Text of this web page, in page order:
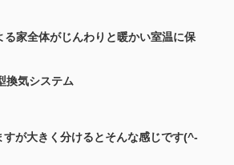
る家全体がじんわりと暖かい室温に保
換気システム
すが大きく分けるとそんな感じです(^-